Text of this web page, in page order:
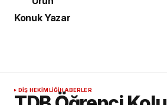
Konuk Yazar
DIŞ HEKIMLIĞIHABERLER